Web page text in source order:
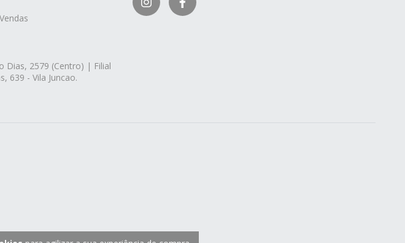
Dias, 2579 (Centro) | Filial
639 - Vila Juncao.